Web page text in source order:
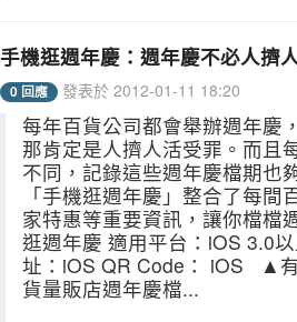
手機逛週年慶：週年慶不必人擠
0 回應 發表於 2012-01-11 18:20
每年百貨公司都會舉辦週年慶
那肯定是人擠人活受罪。而且
不同，記錄這些週年慶檔期也
「手機逛週年慶」整合了每間
家特惠等重要資訊，讓你檔檔
逛週年慶 適用平台：iOS 3.0
址：iOS QR Code： iOS ▲
貨量販店週年慶檔...